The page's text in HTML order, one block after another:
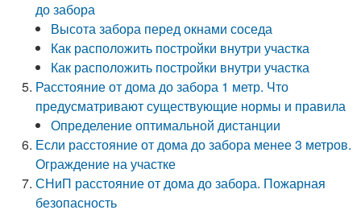
до забора
Высота забора перед окнами соседа
Как расположить постройки внутри участка
Как расположить постройки внутри участка
Расстояние от дома до забора 1 метр. Что
предусматривают существующие нормы и правила
Определение оптимальной дистанции
Если расстояние от дома до забора менее 3 метров.
Ограждение на участке
СНиП расстояние от дома до забора. Пожарная
безопасность